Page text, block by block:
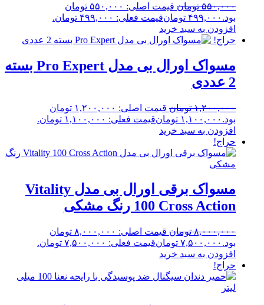
۵۵۰,۰۰۰ تومان
قیمت اصلی: ۵۵۰,۰۰۰ تومان
بود. ۴۹۹,۰۰۰ تومانقیمت فعلی: ۴۹۹,۰۰۰ تومان.
افزودن به سبد خرید
حراج!
مسواک اورال بی مدل Pro Expert بسته
2 عددی
۱,۲۰۰,۰۰۰ تومان
قیمت اصلی: ۱,۲۰۰,۰۰۰ تومان
بود. ۱,۱۰۰,۰۰۰ تومانقیمت فعلی: ۱,۱۰۰,۰۰۰ تومان.
افزودن به سبد خرید
حراج!
مسواک برقی اورال بی مدل Vitality
100 Cross Action رنگ مشکی
۸,۰۰۰,۰۰۰ تومان
قیمت اصلی: ۸,۰۰۰,۰۰۰ تومان
بود. ۷,۵۰۰,۰۰۰ تومانقیمت فعلی: ۷,۵۰۰,۰۰۰ تومان.
افزودن به سبد خرید
حراج!